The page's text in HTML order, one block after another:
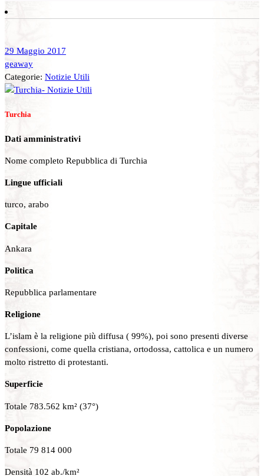
29 Maggio 2017
geaway
Categorie: Notizie Utili
Turchia
Dati amministrativi
Nome completo Repubblica di Turchia
Lingue ufficiali
turco, arabo
Capitale
Ankara
Politica
Repubblica parlamentare
Religione
L’islam è la religione più diffusa ( 99%), poi sono presenti diverse
confessioni, come quella cristiana, ortodossa, cattolica e un numero
molto ristretto di protestanti.
Superficie
Totale 783.562 km² (37°)
Popolazione
Totale 79 814 000
Densità 102 ab./km²